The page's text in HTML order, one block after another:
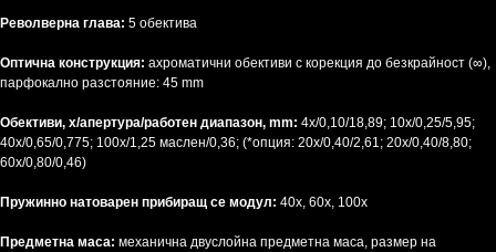
Револверна глава: 5 обектива
Оптична конструкция: ахроматични обективи с корекция до безкрайност (∞),
парфокално разстояние: 45 mm
Обективи, x/апертура/работен диапазон, mm: 4x/0,10/18,89; 10x/0,25/5,95;
40x/0,65/0,775; 100x/1,25 маслен/0,36; (*опция: 20х/0,40/2,61; 20x/0,40/8,80;
60x/0,80/0,46)
Пружинно натоварен прибиращ се модул: 40x, 60x, 100x
Предметна маса: механична двуслойна предметна маса, размер на